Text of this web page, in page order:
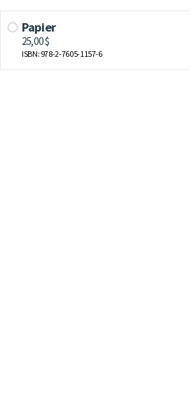
Papier
25,00 $
ISBN: 978-2-7605-1157-6